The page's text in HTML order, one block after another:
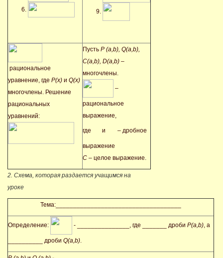
рациональное
уравнение, где P(x) и Q(x)
многочлены. Решение
рациональных
уравнений:
Пусть P (a,b), Q(a,b),
C(a,b), D(a,b) –
многочлены.
–
рациональное
выражение,
где и – дробное
выражение
С – целое выражение.
2. Схема, которая раздается учащимся на
уроке
Тема:____________________________________
Определение: - _______________, где _______ дроби Р(a, b) , а
__________ дроби Q(a,b).